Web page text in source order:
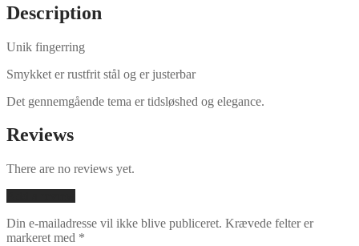
Description
Unik fingerring
Smykket er rustfrit stål og er justerbar
Det gennemgående tema er tidsløshed og elegance.
Reviews
There are no reviews yet.
Din e-mailadresse vil ikke blive publiceret. Krævede felter er
markeret med *